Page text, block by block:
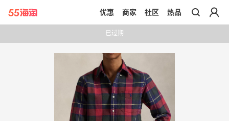
带你去官网买正品
优惠 商家 社区 热品
已过期